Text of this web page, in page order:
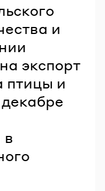
и
экспорт
птицы и
в